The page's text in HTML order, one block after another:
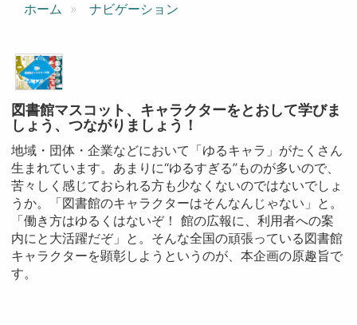
ホーム ナビゲーション
図書館マスコット、キャラクターをとおして学びま
しょう、つながりましょう！
地域・団体・企業などにおいて「ゆるキャラ」がたくさん
生まれています。あまりに“ゆるすぎる”ものが多いので、
苦々しく感じておられる方も少なくないのではないでしょ
うか。「図書館のキャラクターはそんなんじゃない」と。
「働き方はゆるくはないぞ！ 館の広報に、利用者への案
内にと大活躍だぞ」と。そんな全国の頑張っている図書館
キャラクターを顕彰しようというのが、本企画の原趣旨で
す。